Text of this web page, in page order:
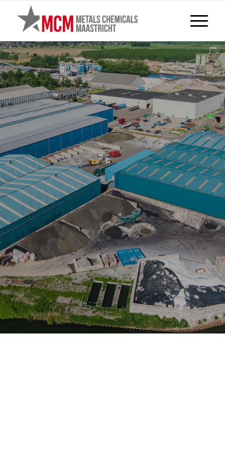
CHI SIAMO
Metals Chemicals Maastricht BV
(MCM) è stata fondata nel 1993 ed è
diventata una delle principali società
di commercio e riciclaggio di residui
di zinco e piombo a livello mondiale.